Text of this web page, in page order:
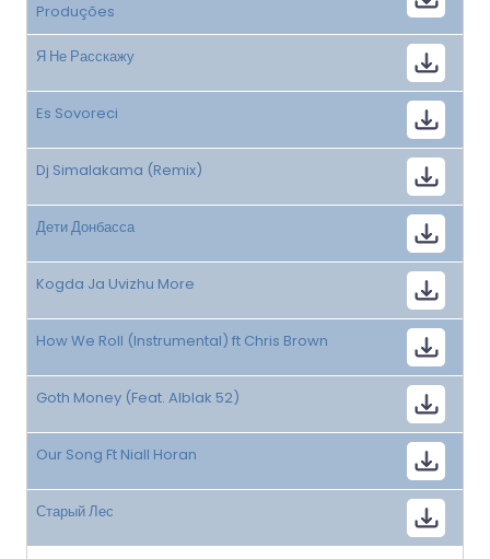
Produções
Я Не Расскажу
Es Sovoreci
Dj Simalakama (Remix)
Дети Донбасса
Kogda Ja Uvizhu More
How We Roll (Instrumental) ft Chris Brown
Goth Money (Feat. Alblak 52)
Our Song Ft Niall Horan
Старый Лес